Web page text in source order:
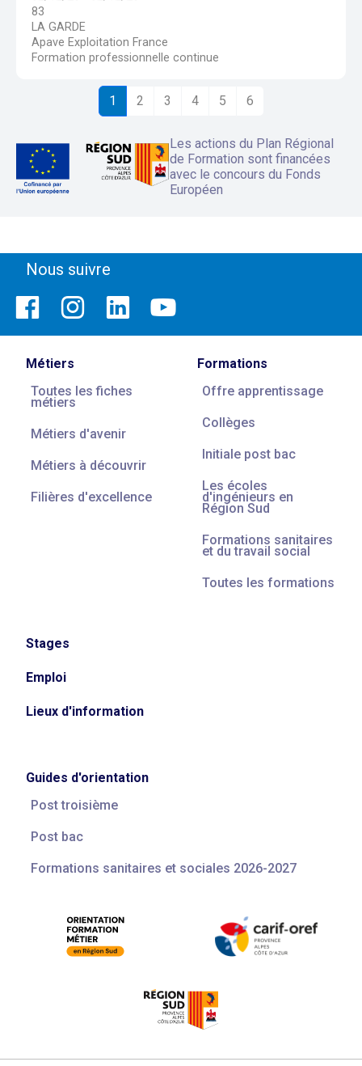
83
LA GARDE
Apave Exploitation France
Formation professionnelle continue
1 2 3 4 5 6
Les actions du Plan Régional
de Formation sont financées
avec le concours du Fonds
Européen
Nous suivre
Métiers
Toutes les fiches
métiers
Métiers d'avenir
Métiers à découvrir
Filières d'excellence
Formations
Offre apprentissage
Collèges
Initiale post bac
Les écoles
d'ingénieurs en
Région Sud
Formations sanitaires
et du travail social
Toutes les formations
Stages
Emploi
Lieux d'information
Guides d'orientation
Post troisième
Post bac
Formations sanitaires et sociales 2026-2027